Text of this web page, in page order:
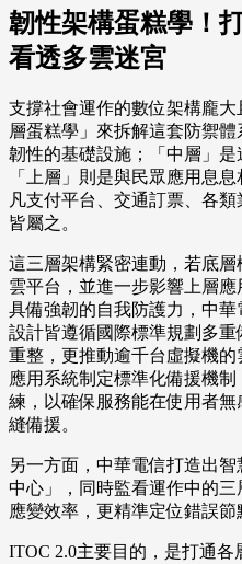
韌性架構蛋糕學！
看透多雲迷宮
支撐社會運作的數位架構龐
層蛋糕學」來拆解這套防禦
韌性的基礎設施；「中層」是
「上層」則是與民眾應用息
凡支付平台、交通訂票、各
皆屬之。
這三層架構緊密連動，若底
雲平台，並進一步影響上層
具備強韌的自我防護力，中
設計皆遵循國際標準規劃多
重整，更推動逾千台虛擬機
應用系統制定標準化備援機
練，以確保服務能在使用者
縫備援。
另一方面，中華電信打造出
中心」，同時監看運作中的
應變效率，更精準定位錯誤節
ITOC 2.0主要目的，是打通